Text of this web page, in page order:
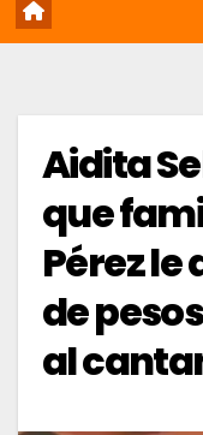
Aidita
que
Pérez le
de
al